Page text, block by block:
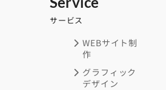
サービス
WEBサイト制
作
グラフィック
デザイン